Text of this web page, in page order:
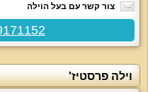
צור קשר עם בעל הוילה
052-
וילה פרסטיז'